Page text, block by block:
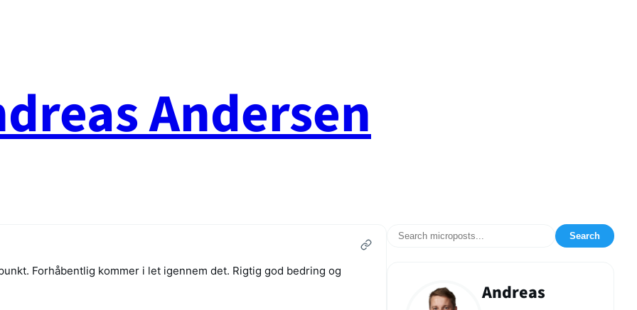
Andersen
Forhåbentlig kommer i let igennem det. Rigtig god bedring og
Search
Andreas